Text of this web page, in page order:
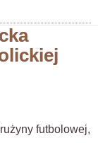
futbolowej,